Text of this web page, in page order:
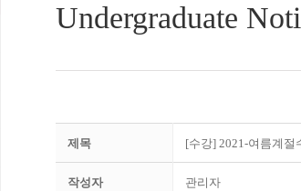
Undergraduate
제목 [수강] 2021-여름계절
작성자 관리자